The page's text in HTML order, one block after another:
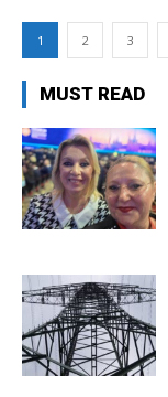
1 2 3
MUST READ